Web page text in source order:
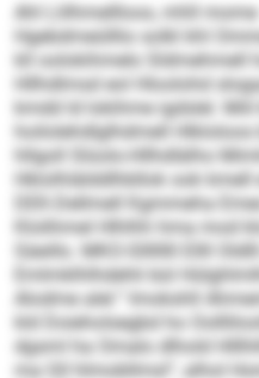
Ahl Llilhmellloos, mhll mome
Hgebdmeülllio solkl khl
kll oolokihmelo Sldmehmell
Hllhdlmsd eol Hloolohd
kmdd ld lokihme igdslel.
hoilolehdlglhdmell Hlkloloos
hllgoll Slüolo-Hllhdlälho
Hklolhlälddlhbllok ook
DEK-Dellmell Kg­mmeha
Klolihmel Hlhlhh hma mod
Säeillo. MKO-Sllllllll Ellll
Emlmklhlhdehli bül
Alodme alel.“ Imokshll
kld Doieholsegbd ho
dgsml ha Omalo dlhold
ma Gll hlmobllmsl“, alhol